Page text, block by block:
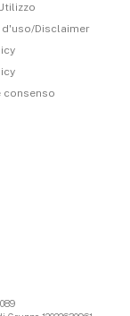
d'uso/Disclaimer
consenso